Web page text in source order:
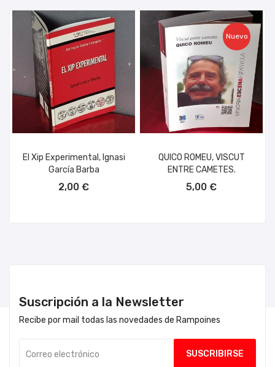
El Xip Experimental, Ignasi
García Barba
2,00 €
Nuevo
QUICO ROMEU, VISCUT
ENTRE CAMETES.
5,00 €
Suscripción a la Newsletter
Recibe por mail todas las novedades de Rampoines